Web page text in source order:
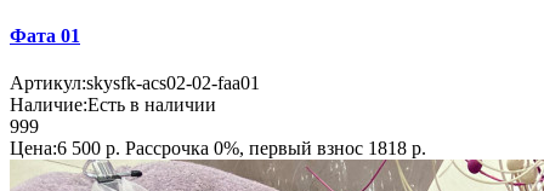
Фата 01
Артикул:skysfk-acs02-02-faa01
Наличие:Есть в наличии
999
Цена:6 500 р. Рассрочка 0%, первый взнос 1818 р.